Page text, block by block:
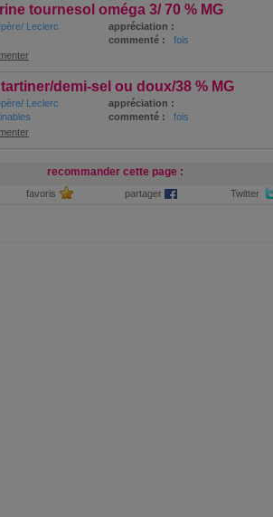
tournesol oméga 3/ 70 % MG
Leclerc
appréciation :
commenté :
fois
demi-sel ou doux/38 % MG
Leclerc
appréciation :
commenté :
fois
recommander cette page :
favoris partager Twitter